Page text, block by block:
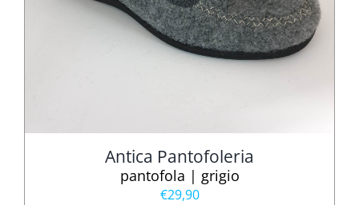
Antica Pantofoleria
pantofola | grigio
€29,90